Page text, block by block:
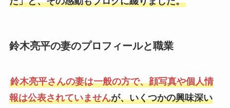
鈴木亮平の妻のプロフィールと職業
鈴木亮平さんの妻は一般の方で、顔写真や個人情
報は公表されていませんが、いくつかの興味深い